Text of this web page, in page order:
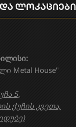
Metal House"
5,
ქუჩის კვეთა,
ლოკაციები